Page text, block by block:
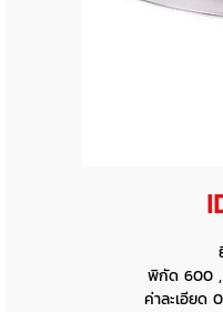
พิกัด 600 ,
ค่าละเอียด